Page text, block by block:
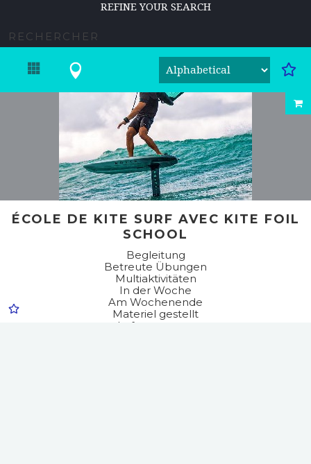
REFINE YOUR SEARCH
ÉCOLE DE KITE SURF AVEC KITE FOIL
SCHOOL
Begleitung
Betreute Übungen
Multiaktivitäten
In der Woche
Am Wochenende
Materiel gestellt
Luftsportarten